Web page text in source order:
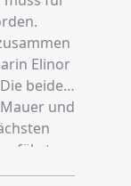
Elinor
beiden
und
Kampf